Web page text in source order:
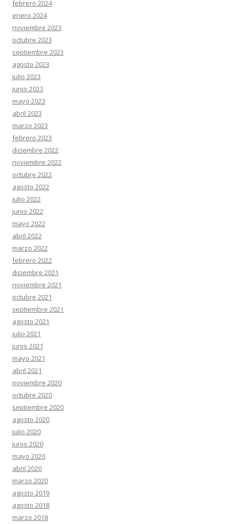
febrero 2024
enero 2024
noviembre 2023
octubre 2023
septiembre 2023
agosto 2023
julio 2023
junio 2023
mayo 2023
abril 2023
marzo 2023
febrero 2023
diciembre 2022
noviembre 2022
octubre 2022
agosto 2022
julio 2022
junio 2022
mayo 2022
abril 2022
marzo 2022
febrero 2022
diciembre 2021
noviembre 2021
octubre 2021
septiembre 2021
agosto 2021
julio 2021
junio 2021
mayo 2021
abril 2021
noviembre 2020
octubre 2020
septiembre 2020
agosto 2020
julio 2020
junio 2020
mayo 2020
abril 2020
marzo 2020
agosto 2019
agosto 2018
marzo 2018